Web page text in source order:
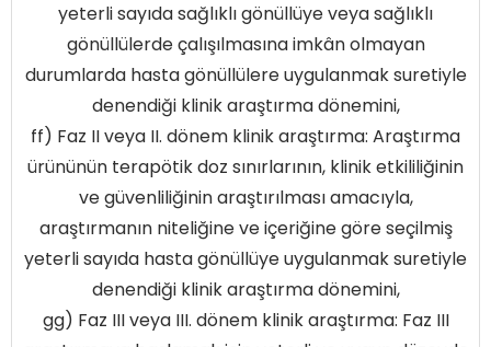
yeterli sayıda sağlıklı gönüllüye veya sağlıklı
gönüllülerde çalışılmasına imkân olmayan
durumlarda hasta gönüllülere uygulanmak suretiyle
denendiği klinik araştırma dönemini,
ff) Faz II veya II. dönem klinik araştırma: Araştırma
ürününün terapötik doz sınırlarının, klinik etkililiğinin
ve güvenliliğinin araştırılması amacıyla,
araştırmanın niteliğine ve içeriğine göre seçilmiş
yeterli sayıda hasta gönüllüye uygulanmak suretiyle
denendiği klinik araştırma dönemini,
gg) Faz III veya III. dönem klinik araştırma: Faz III